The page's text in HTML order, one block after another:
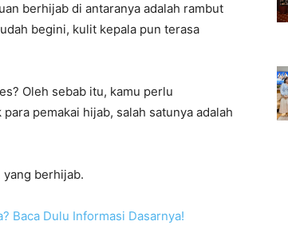
berhijab di antaranya adalah rambut
begini, kulit kepala pun terasa
Oleh sebab itu, kamu perlu
pemakai hijab, salah satunya adalah
berhijab.
Baca Dulu Informasi Dasarnya!